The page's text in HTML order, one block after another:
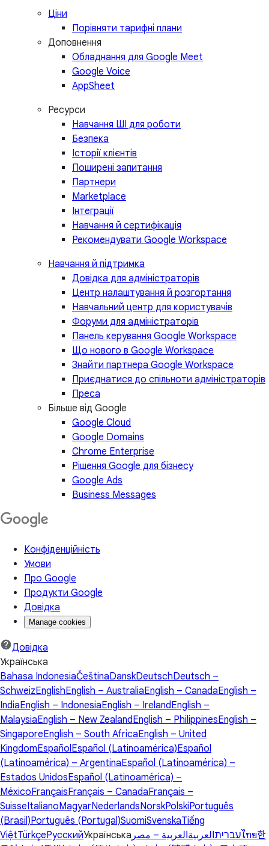
Ціни
Порівняти тарифні плани
Доповнення
Обладнання для Google Meet
Google Voice
AppSheet
Ресурси
Навчання ШІ для роботи
Безпека
Історії клієнтів
Поширені запитання
Партнери
Marketplace
Інтеграції
Навчання й сертифікація
Рекомендувати Google Workspace
Навчання й підтримка
Довідка для адміністраторів
Центр налаштування й розгортання
Навчальний центр для користувачів
Форуми для адміністраторів
Панель керування Google Workspace
Що нового в Google Workspace
Знайти партнера Google Workspace
Приєднатися до спільноти адміністраторів
Преса
Більше від Google
Google Cloud
Google Domains
Chrome Enterprise
Рішення Google для бізнесу
Google Ads
Business Messages
Конфіденційність
Умови
Про Google
Продукти Google
Довідка
Manage cookies
Довідка
Українська
Bahasa IndonesiaČeštinaDanskDeutschDeutsch –
SchweizEnglishEnglish – AustraliaEnglish – CanadaEnglish –
IndiaEnglish – IndonesiaEnglish – IrelandEnglish –
MalaysiaEnglish – New ZealandEnglish – PhilippinesEnglish –
SingaporeEnglish – South AfricaEnglish – United
KingdomEspañol Español (Latinoamérica)Español
(Latinoamérica) – ArgentinaEspañol (Latinoamérica) –
Estados UnidosEspañol (Latinoamérica) –
MéxicoFrançaisFrançais – CanadaFrançais –
SuisseItalianoMagyarNederlandsNorskPolskiPortuguês
(Brasil)Português (Portugal)SuomiSvenskaTiếng
ViệtTürkçeРусскийУкраїнська עבריתالعربيةالعربية – مصر ไทย한